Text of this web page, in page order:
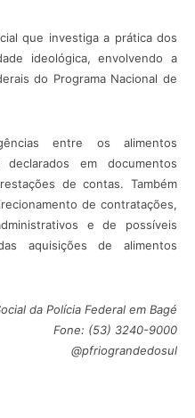
que investiga a prática dos
ideológica, envolvendo a
do Programa Nacional de
entre os alimentos
em documentos
de contas. Também
de contratações,
e de possíveis
aquisições de alimentos
da Polícia Federal em Bagé
Fone: (53) 3240-9000
@pfriograndedosul